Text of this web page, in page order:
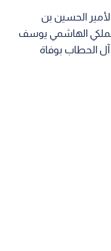
الحسين بن
الملكي الهاشمي يوسف
آل الحطاب بوفاة